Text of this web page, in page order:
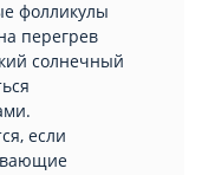
фолликулы
перегрев
солнечный
если